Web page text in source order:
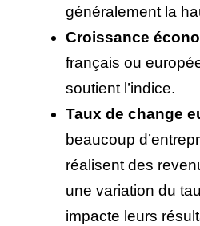
généralement la
Croissance
français ou
soutient l’indice.
Taux de change
beaucoup
réalisent des
une variation du
impacte leurs